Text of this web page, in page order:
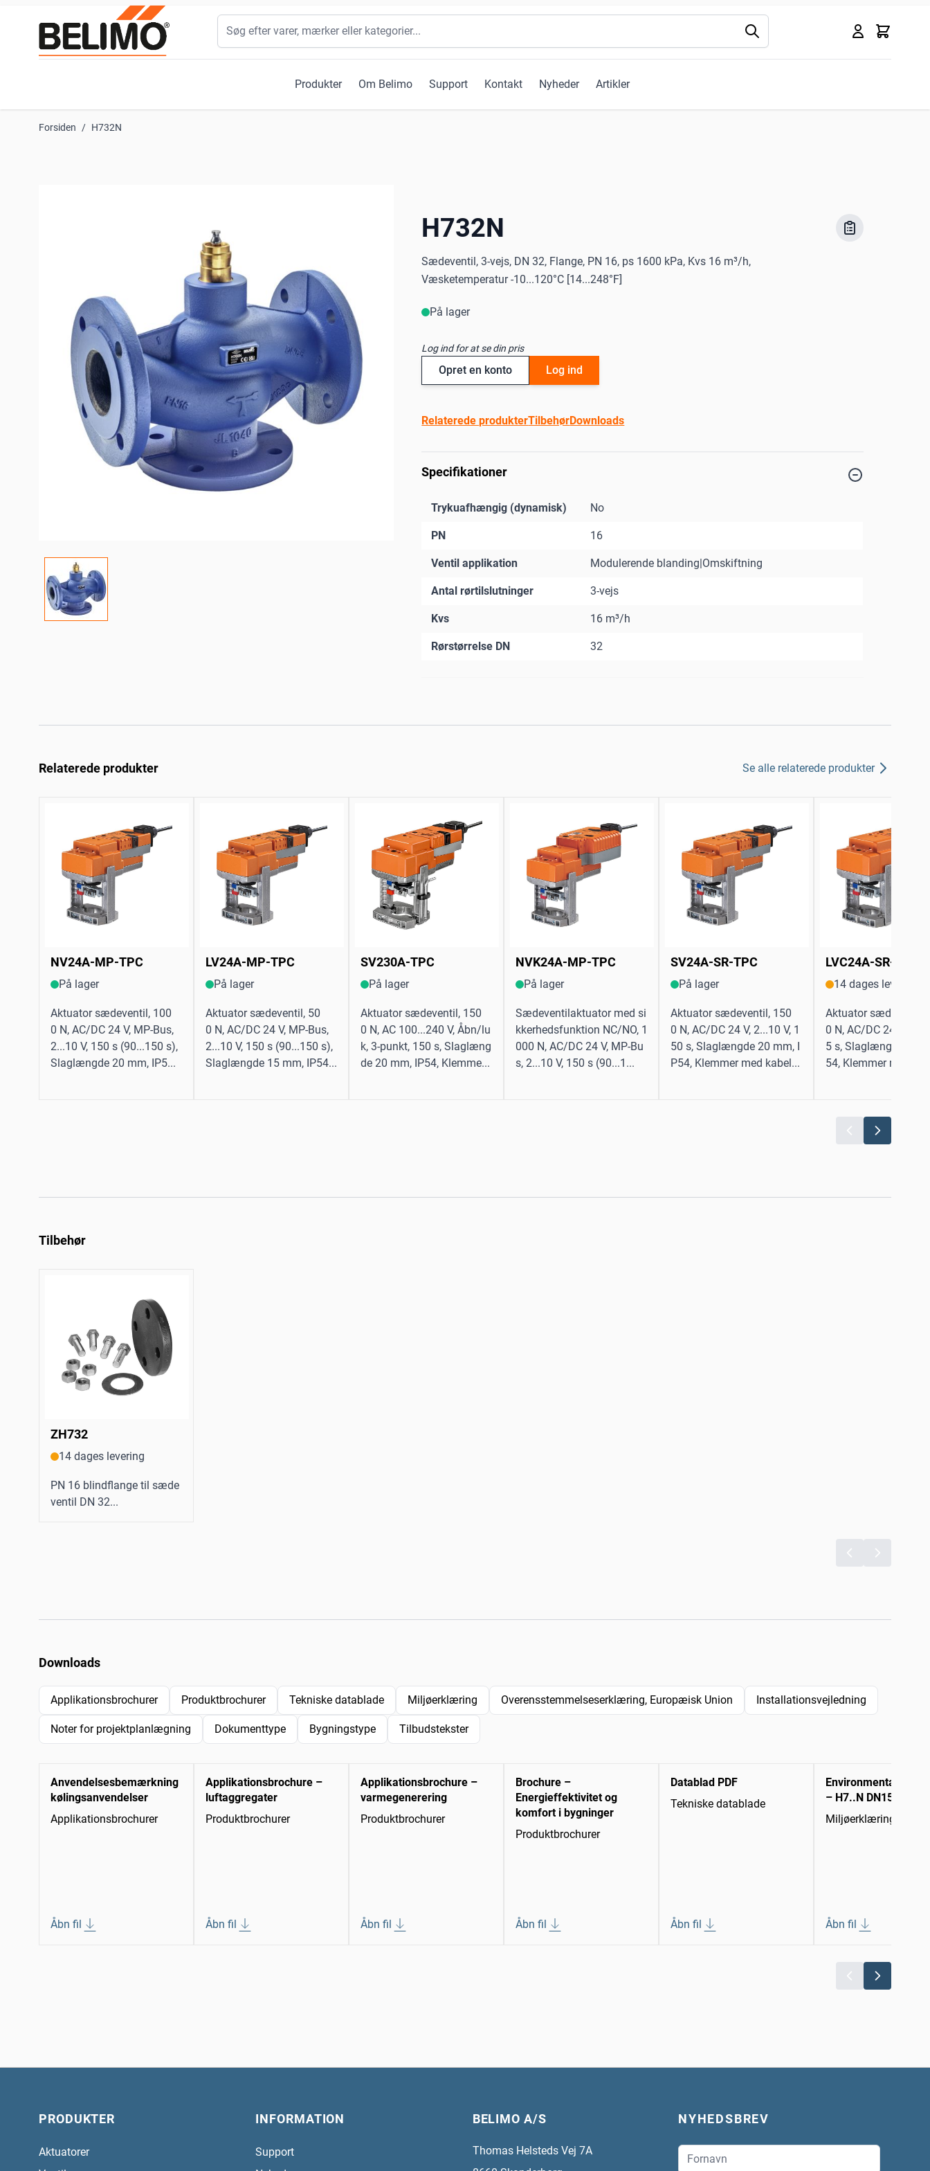
Produkter Om Belimo Support Kontakt Nyheder Artikler
Kurv
Søg
Forsiden / H732N
H732N
Sædeventil, 3-vejs, DN 32, Flange, PN 16, ps 1600 kPa, Kvs 16 m³/h,
Væsketemperatur -10...120°C [14...248°F]
På lager
Log ind for at se din pris
Opret en konto Log ind
Relaterede produkterTilbehørDownloads
Specifikationer
Trykuafhængig (dynamisk) No
PN 16
Ventil applikation Modulerende blanding|Omskiftning
Antal rørtilslutninger 3-vejs
Kvs 16 m³/h
Rørstørrelse DN 32
Relaterede produkter Se alle relaterede produkter
NV24A-MP-TPC
På lager
Aktuator sædeventil, 100
0 N, AC/DC 24 V, MP-Bus,
2...10 V, 150 s (90...150 s),
Slaglængde 20 mm, IP5...
LV24A-MP-TPC
På lager
Aktuator sædeventil, 50
0 N, AC/DC 24 V, MP-Bus,
2...10 V, 150 s (90...150 s),
Slaglængde 15 mm, IP54...
SV230A-TPC
På lager
Aktuator sædeventil, 150
0 N, AC 100...240 V, Åbn/lu
k, 3-punkt, 150 s, Slaglæng
de 20 mm, IP54, Klemme...
NVK24A-MP-TPC
På lager
Sædeventilaktuator med si
kkerhedsfunktion NC/NO, 1
000 N, AC/DC 24 V, MP-Bu
s, 2...10 V, 150 s (90...1...
SV24A-SR-TPC
På lager
Aktuator sædeventil, 150
0 N, AC/DC 24 V, 2...10 V, 1
50 s, Slaglængde 20 mm, I
P54, Klemmer med kabel...
LVC24A-SR-TPC
14 dages levering
Aktuator sædeventil,
0 N, AC/DC 24 V,
5 s, Slaglængde 15
54, Klemmer med
Tilbehør
ZH732
14 dages levering
PN 16 blindflange til sæde
ventil DN 32...
Downloads
Applikationsbrochurer Produktbrochurer Tekniske datablade Miljøerklæring Overensstemmelseserklæring, Europæisk Union Installationsvejledning
Noter for projektplanlægning Dokumenttype Bygningstype Tilbudstekster
Anvendelsesbemærkning
kølingsanvendelser
Applikationsbrochurer
Åbn fil
Applikationsbrochure –
luftaggregater
Produktbrochurer
Åbn fil
Applikationsbrochure –
varmegenerering
Produktbrochurer
Åbn fil
Brochure –
Energieffektivitet og
komfort i bygninger
Produktbrochurer
Åbn fil
Datablad PDF
Tekniske datablade
Åbn fil
Environmental
– H7..N DN15-50
Miljøerklæring
Åbn fil
PRODUKTER
Aktuatorer
INFORMATION
Support
BELIMO A/S
Thomas Helsteds Vej 7A
NYHEDSBREV